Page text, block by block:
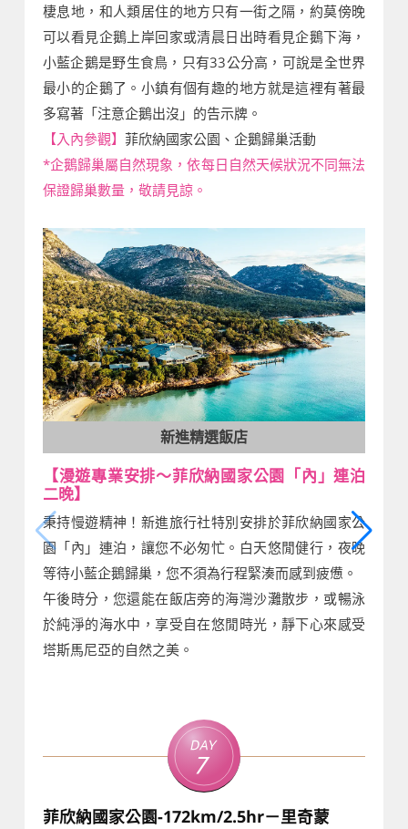
棲息地，和人類居住的地方只有一街之隔，約莫傍晚
可以看見企鵝上岸回家或清晨日出時看見企鵝下海，
小藍企鵝是野生食鳥，只有33公分高，可說是全世界
最小的企鵝了。小鎮有個有趣的地方就是這裡有著最
多寫著「注意企鵝出沒」的告示牌。
【入內參觀】 菲欣納國家公園、企鵝歸巢活動
*企鵝歸巢屬自然現象，依每日自然天候狀況不同無法
保證歸巢數量，敬請見諒。
新進精選飯店
【漫遊專業安排～菲欣納國家公園「內」連泊
二晚】
秉持慢遊精神！新進旅行社特別安排於菲欣納國家公
園「內」連泊，讓您不必匆忙。白天悠閒健行，夜晚
等待小藍企鵝歸巢，您不須為行程緊湊而感到疲憊。
午後時分，您還能在飯店旁的海灣沙灘散步，或暢泳
於純淨的海水中，享受自在悠閒時光，靜下心來感受
塔斯馬尼亞的自然之美。
Day
7
菲欣納國家公園-172km/2.5hr－里奇蒙